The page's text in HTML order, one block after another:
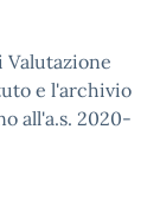
Valutazione
e l'archivio
all'a.s. 2020-